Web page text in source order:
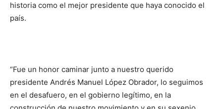
historia como el mejor presidente que haya conocido el
país.
“Fue un honor caminar junto a nuestro querido
presidente Andrés Manuel López Obrador, lo seguimos
en el desafuero, en el gobierno legítimo, en la